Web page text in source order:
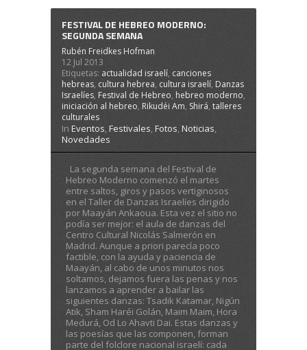
FESTIVAL DE HEBREO MODERNO:
SEGUNDA SEMANA
Rubén Freidkes Hofman
12 Jul 2013
Etiquetas: actualidad israelí, canciones
hebreas, cultura hebrea, cultura israelí, Danzas
Israelíes, Festival de Hebreo, hebreo moderno,
iniciación al hebreo, Rikudéi Am, Shirá, talleres
culturales
In Eventos,Festivales,Fotos,Noticias,
Novedades
La segunda semana del Festival de
Hebreo Moderno comenzó el martes
entre saltos, giros y pasos vertiginosos
en el Taller de Danzas Israelíes dirigido
por Maayán Ankaoua. Esta vez el sitio no
podía ser mejor: el aula de danzas del
Centro Cultural Nicolás Salmerón en
Madrid. Aunque a priori parecía poco
factible, con la ayuda y paciencia de
Maayán, al cabo de unos minutos nos
soltamos, dejamos fuera las penas y nos
lanzamos a aprender a bailar las
siguientes danzas: Tsadik Katamar, Nigún
Atik, Sham Haréi Golán, Maim Maim, Hora
Medurá, Od Lo Ahavti Dai. Estas danzas y
las poesías que las componen, forman
parte del folclore nacional israelí: cada